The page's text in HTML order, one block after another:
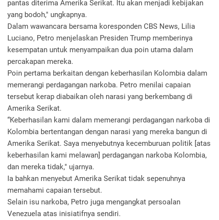
pantas diterima Amerika Serikat. Itu akan menjadi kebijakan
yang bodoh," ungkapnya.
Dalam wawancara bersama koresponden CBS News, Lilia
Luciano, Petro menjelaskan Presiden Trump memberinya
kesempatan untuk menyampaikan dua poin utama dalam
percakapan mereka.
Poin pertama berkaitan dengan keberhasilan Kolombia dalam
memerangi perdagangan narkoba. Petro menilai capaian
tersebut kerap diabaikan oleh narasi yang berkembang di
Amerika Serikat.
“Keberhasilan kami dalam memerangi perdagangan narkoba di
Kolombia bertentangan dengan narasi yang mereka bangun di
Amerika Serikat. Saya menyebutnya kecemburuan politik [atas
keberhasilan kami melawan] perdagangan narkoba Kolombia,
dan mereka tidak," ujarnya.
Ia bahkan menyebut Amerika Serikat tidak sepenuhnya
memahami capaian tersebut.
Selain isu narkoba, Petro juga mengangkat persoalan
Venezuela atas inisiatifnya sendiri.